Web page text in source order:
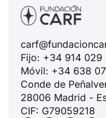
Fijo: +34 914 029
Móvil: +34 638
Conde de
28006 Madrid -
CIF: G79059218